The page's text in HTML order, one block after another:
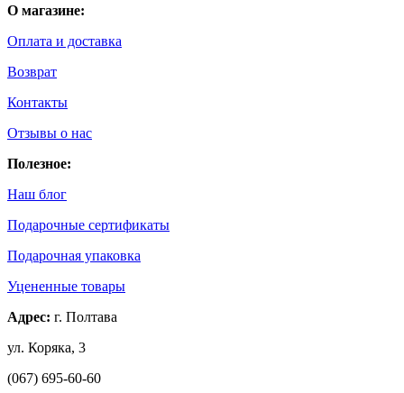
О магазине:
Оплата и доставка
Возврат
Контакты
Отзывы о нас
Полезное:
Наш блог
Подарочные сертификаты
Подарочная упаковка
Уцененные товары
Адрес: г. Полтава
ул. Коряка, 3
(067) 695-60-60